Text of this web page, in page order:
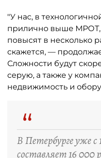
"У нас, в
прилично выше МРОТ,
повысят в несколько
скажется, —
Сложности будут
серую, а также у
недвижимость и
“
В Петербурге уже
составляет 16 000